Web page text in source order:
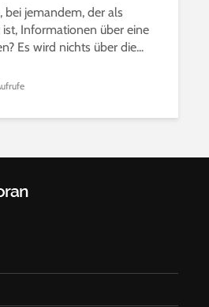
bei jemandem, der als
Informationen über eine
Es wird nichts über die...